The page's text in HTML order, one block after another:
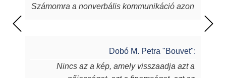
Számomra a nonverbális kommunikáció azon
egyediek, csodaszépek, igényesek,
sugározzák az alkotójuk által belevitt
Dobó M. Petra "Bouvet":
Nincs az a kép, amely visszaadja azt a